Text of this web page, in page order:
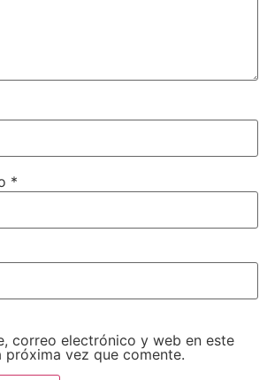
*
correo electrónico y web en este
próxima vez que comente.